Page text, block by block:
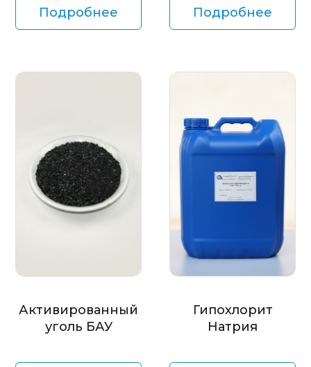
Подробнее Подробнее
Активированный
уголь БАУ
Гипохлорит
Натрия